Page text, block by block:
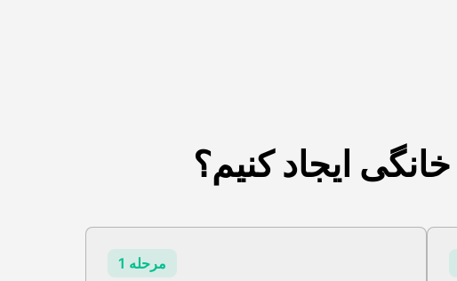
ایجاد کنیم؟
مرحله 1